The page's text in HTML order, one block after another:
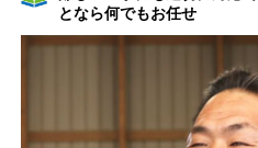
となら何でもお任せ